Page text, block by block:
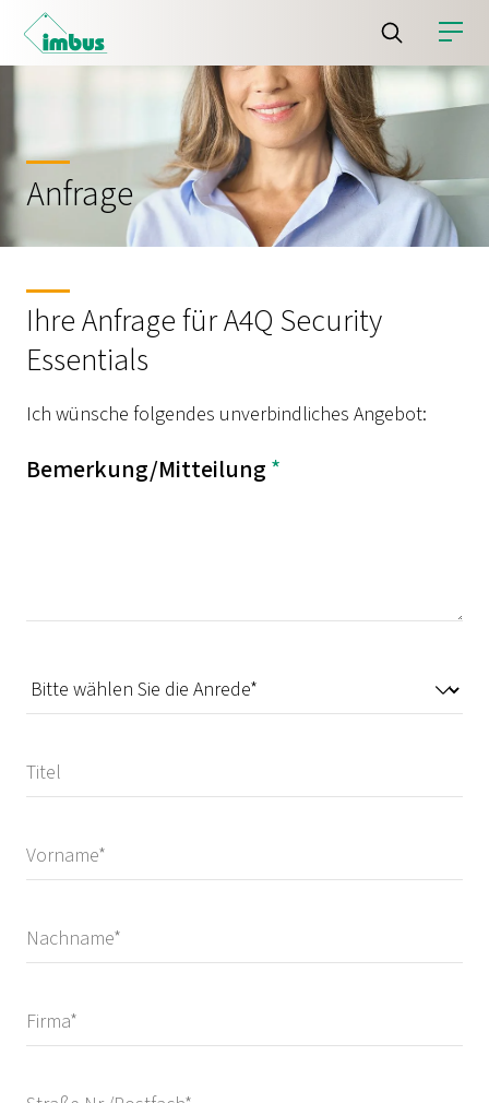
Anfrage
Ihre Anfrage für A4Q Security
Essentials
Ich wünsche folgendes unverbindliches Angebot:
Bemerkung/Mitteilung*